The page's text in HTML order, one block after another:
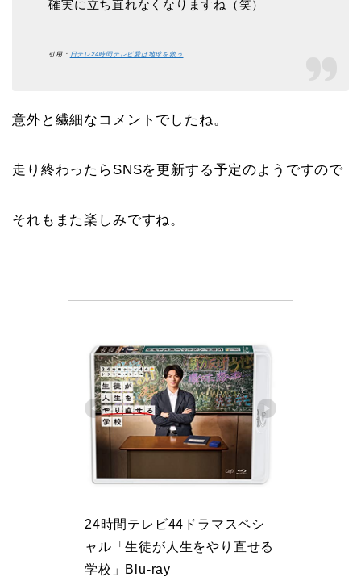
確実に立ち直れなくなりますね（笑）
引用： 日テレ24時間テレビ愛は地球を救う
意外と繊細なコメントでしたね。
走り終わったらSNSを更新する予定のようですので
それもまた楽しみですね。
24時間テレビ44ドラマスペシ
ャル「生徒が人生をやり直せる
学校」Blu-ray